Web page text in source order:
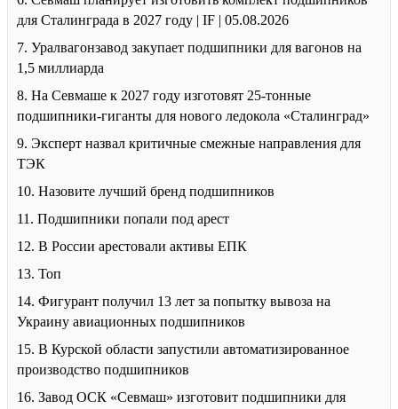
для Сталинграда в 2027 году | IF | 05.08.2026
7. Уралвагонзавод закупает подшипники для вагонов на
1,5 миллиарда
8. На Севмаше к 2027 году изготовят 25-тонные
подшипники-гиганты для нового ледокола «Сталинград»
9. Эксперт назвал критичные смежные направления для
ТЭК
10. Назовите лучший бренд подшипников
11. Подшипники попали под арест
12. В России арестовали активы ЕПК
13. Топ
14. Фигурант получил 13 лет за попытку вывоза на
Украину авиационных подшипников
15. В Курской области запустили автоматизированное
производство подшипников
16. Завод ОСК «Севмаш» изготовит подшипники для